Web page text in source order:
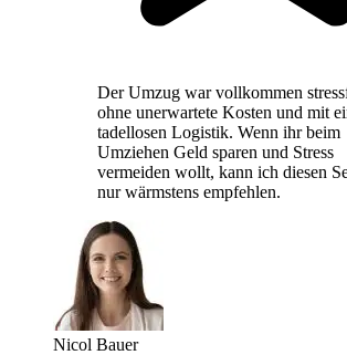
Der Umzug war vollkommen
ohne unerwartete Kosten und mit
tadellosen Logistik. Wenn ihr beim
Umziehen Geld sparen und Stress
vermeiden wollt, kann ich diesen
nur wärmstens empfehlen.
Nicol Bauer